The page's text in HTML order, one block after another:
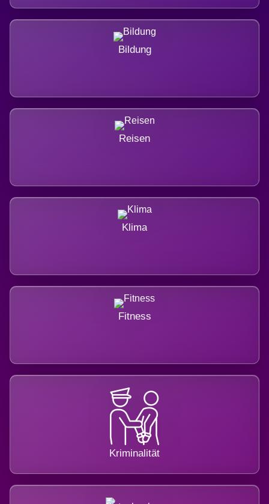
Bildung
Reisen
Klima
Fitness
Kriminalität